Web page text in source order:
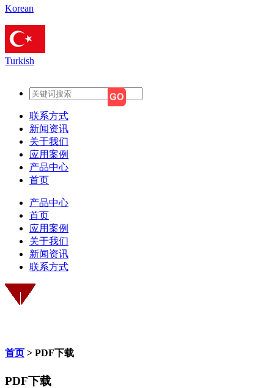
Korean
Turkish
联系方式
新闻资讯
关于我们
应用案例
产品中心
首页
产品中心
首页
应用案例
关于我们
新闻资讯
联系方式
首页 > PDF下载
PDF下载